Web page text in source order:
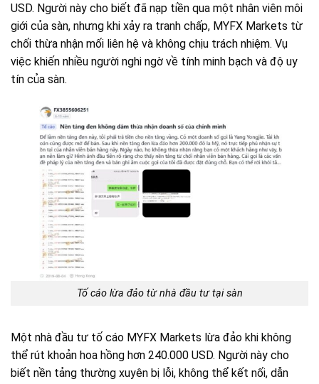
USD. Người này cho biết đã nạp tiền qua một nhân viên môi
giới của sàn, nhưng khi xảy ra tranh chấp, MYFX Markets từ
chối thừa nhận mối liên hệ và không chịu trách nhiệm. Vụ
việc khiến nhiều người nghi ngờ về tính minh bạch và độ uy
tín của sàn.
Tố cáo lừa đảo từ nhà đầu tư tại sàn
Một nhà đầu tư tố cáo MYFX Markets lừa đảo khi không
thể rút khoản hoa hồng hơn 240.000 USD. Người này cho
biết nền tảng thường xuyên bị lỗi, không thể kết nối, dẫn